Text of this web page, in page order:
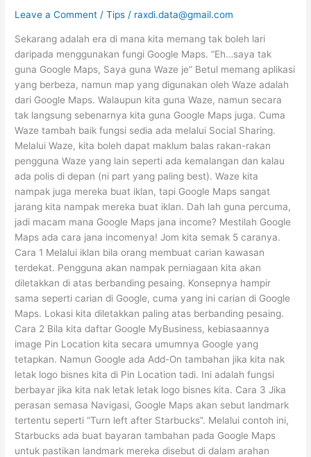
Leave a Comment /Tips / raxdi.data@gmail.com
Sekarang adalah era di mana kita memang tak boleh lari
daripada menggunakan fungi Google Maps. “Eh…saya tak
guna Google Maps, Saya guna Waze je” Betul memang aplikasi
yang berbeza, namun map yang digunakan oleh Waze adalah
dari Google Maps. Walaupun kita guna Waze, namun secara
tak langsung sebenarnya kita guna Google Maps juga. Cuma
Waze tambah baik fungsi sedia ada melalui Social Sharing.
Melalui Waze, kita boleh dapat maklum balas rakan-rakan
pengguna Waze yang lain seperti ada kemalangan dan kalau
ada polis di depan (ni part yang paling best). Waze kita
nampak juga mereka buat iklan, tapi Google Maps sangat
jarang kita nampak mereka buat iklan. Dah lah guna percuma,
jadi macam mana Google Maps jana income? Mestilah Google
Maps ada cara jana incomenya! Jom kita semak 5 caranya.
Cara 1 Melalui iklan bila orang membuat carian kawasan
terdekat. Pengguna akan nampak perniagaan kita akan
diletakkan di atas berbanding pesaing. Konsepnya hampir
sama seperti carian di Google, cuma yang ini carian di Google
Maps. Lokasi kita diletakkan paling atas berbanding pesaing.
Cara 2 Bila kita daftar Google MyBusiness, kebiasaannya
image Pin Location kita secara umumnya Google yang
tetapkan. Namun Google ada Add-On tambahan jika kita nak
letak logo bisnes kita di Pin Location tadi. Ini adalah fungsi
berbayar jika kita nak letak letak logo bisnes kita. Cara 3 Jika
perasan semasa Navigasi, Google Maps akan sebut landmark
tertentu seperti “Turn left after Starbucks”. Melalui contoh ini,
Starbucks ada buat bayaran tambahan pada Google Maps
untuk pastikan landmark mereka disebut di dalam arahan
Maps
Income